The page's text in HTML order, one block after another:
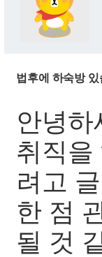
법후에 하숙방 있
안녕하
취직을
려고
한 점
될 것